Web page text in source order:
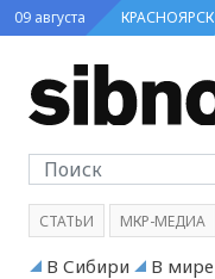
09 августа КРАСНОЯРСК
СТАТЬИ МКР-МЕДИА
В Сибири В мире